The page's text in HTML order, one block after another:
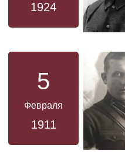
1924
5
Февраля
1911